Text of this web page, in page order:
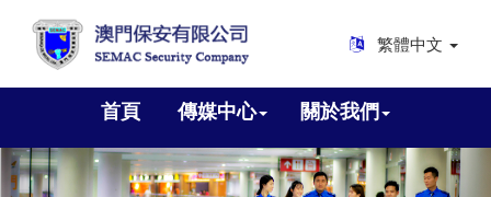
繁體中文
首頁 傳媒中心 關於我們